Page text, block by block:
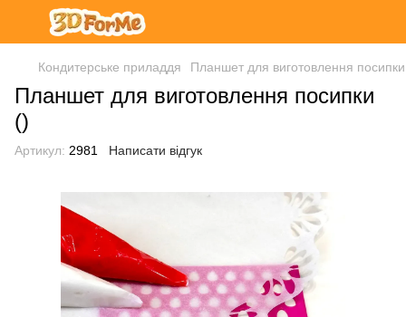
Кондитерське приладдя Планшет для виготовлення
Планшет для виготовлення посипки
()
Артикул: 2981 Написати відгук